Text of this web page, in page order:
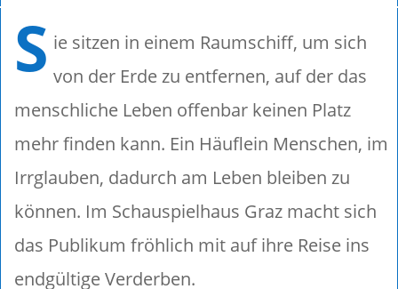
S ie sitzen in einem Raumschiff, um sich
von der Erde zu entfernen, auf der das
menschliche Leben offenbar keinen Platz
mehr finden kann. Ein Häuflein Menschen, im
Irrglauben, dadurch am Leben bleiben zu
können. Im Schauspielhaus Graz macht sich
das Publikum fröhlich mit auf ihre Reise ins
endgültige Verderben.